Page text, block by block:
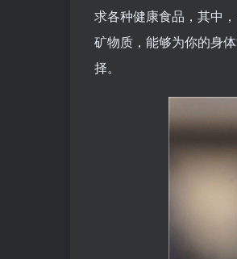
求各种健康食品，其中
矿物质，能够为你的身
择。